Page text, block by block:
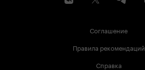
Соглашение
Правила рекомендаций
Справка